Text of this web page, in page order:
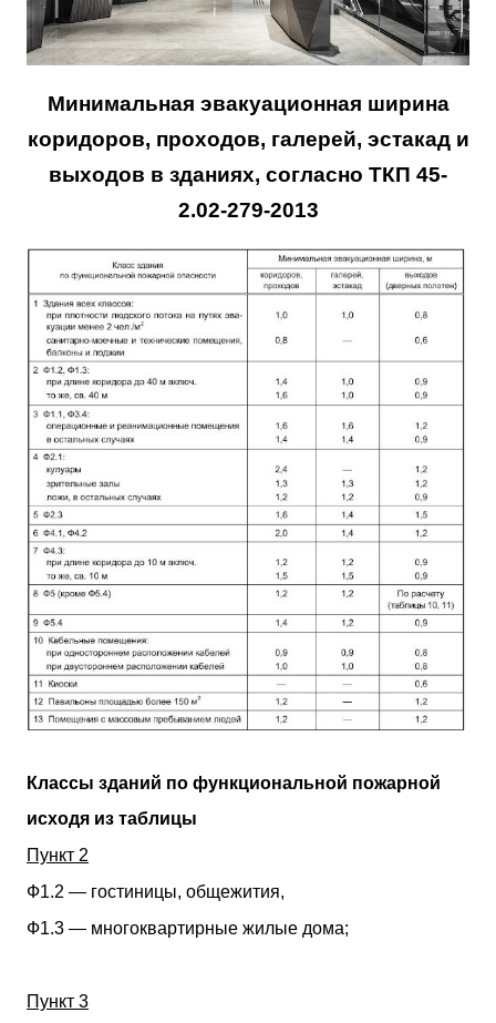
Минимальная эвакуационная ширина
коридоров, проходов, галерей, эстакад и
выходов в зданиях, согласно ТКП 45-
2.02-279-2013
Классы зданий по функциональной пожарной
исходя из таблицы
Пункт 2
Ф1.2 — гостиницы, общежития,
Ф1.3 — многоквартирные жилые дома;
Пункт 3